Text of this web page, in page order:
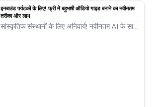
इनबाउंड पर्यटकों के लिए! फ्री में बहुभाषी ऑडियो गाइड बनाने का नवीनतम
तरीका और लाभ
सांस्कृतिक संस्थानों के लिए अनिवार्य! नवीनतम AI के साथ